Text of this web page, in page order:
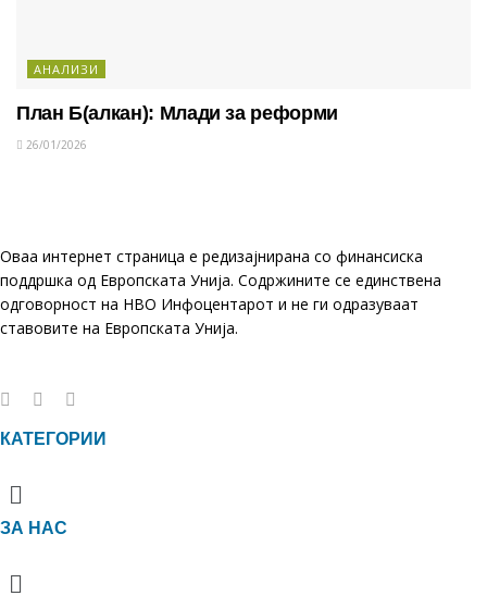
АНАЛИЗИ
План Б(алкан): Млади за реформи
26/01/2026
Оваа интернет страница е редизајнирана со финансиска
поддршка од Европската Унија. Содржините се единствена
одговорност на НВО Инфоцентарот и не ги одразуваат
ставовите на Европската Унија.
КАТЕГОРИИ
Menu
ЗА НАС
Menu